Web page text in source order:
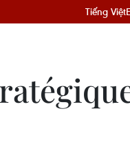
Tiếng Việt